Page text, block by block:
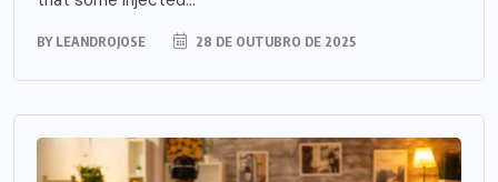
BY LEANDROJOSE 28 DE OUTUBRO DE 2025